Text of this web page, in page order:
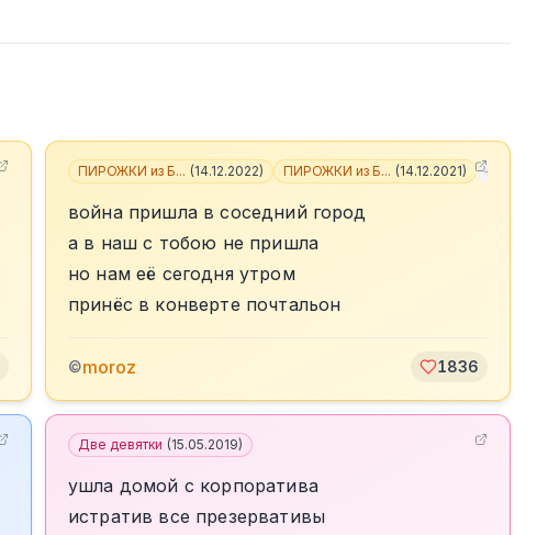
ПИРОЖКИ из Б... (14.12.2022) ПИРОЖКИ из Б... (14.12.2021) +
война пришла в соседний город
а в наш с тобою не пришла
но нам её сегодня утром
принёс в конверте почтальон
©moroz 1836
Две девятки (15.05.2019)
ушла домой с корпоратива
истратив все презервативы